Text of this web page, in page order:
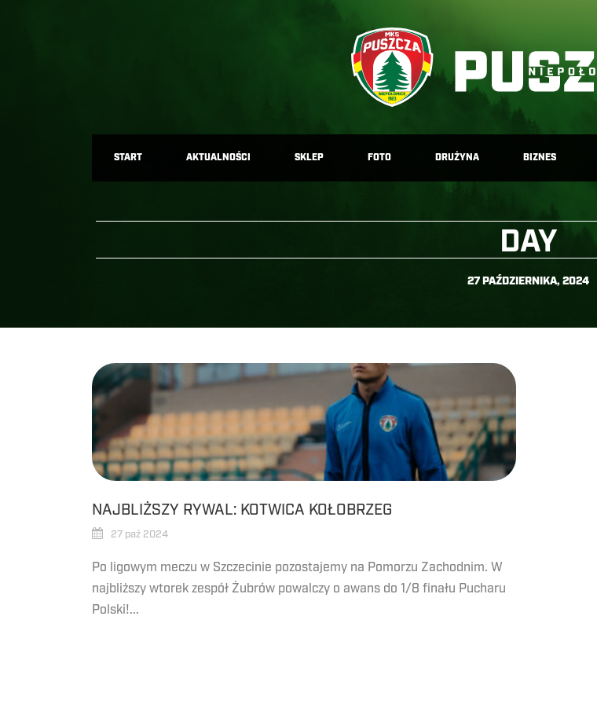
START AKTUALNOŚCI SKLEP FOTO DRUŻYNA BIZNES
DAY
27 PAŹDZIERNIKA, 2024
NAJBLIŻSZY RYWAL: KOTWICA KOŁOBRZEG
27 paź 2024
Po ligowym meczu w Szczecinie pozostajemy na Pomorzu Zachodnim. W
najbliższy wtorek zespół Żubrów powalczy o awans do 1/8 finału Pucharu
Polski!...